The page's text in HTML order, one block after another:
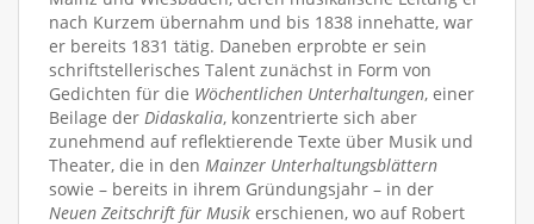
nach Kurzem übernahm und bis 1838 innehatte, war
er bereits 1831 tätig. Daneben erprobte er sein
schriftstellerisches Talent zunächst in Form von
Gedichten für die Wöchentlichen Unterhaltungen, einer
Beilage der Didaskalia, konzentrierte sich aber
zunehmend auf reflektierende Texte über Musik und
Theater, die in den Mainzer Unterhaltungsblättern
sowie – bereits in ihrem Gründungsjahr – in der
Neuen Zeitschrift für Musik erschienen, wo auf Robert